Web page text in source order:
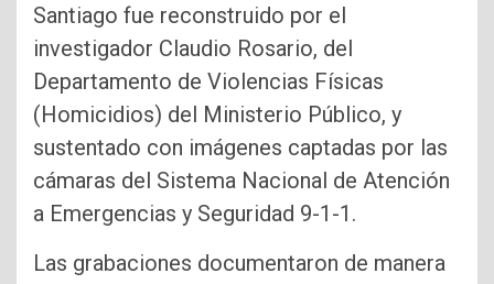
Santiago fue reconstruido por el
investigador Claudio Rosario, del
Departamento de Violencias Físicas
(Homicidios) del Ministerio Público, y
sustentado con imágenes captadas por las
cámaras del Sistema Nacional de Atención
a Emergencias y Seguridad 9-1-1.
Las grabaciones documentaron de manera